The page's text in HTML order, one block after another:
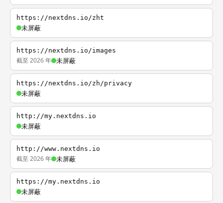
https://nextdns.io/zht
未屏蔽
https://nextdns.io/images
截至 2026 年 未屏蔽
https://nextdns.io/zh/privacy
未屏蔽
http://my.nextdns.io
未屏蔽
http://www.nextdns.io
截至 2026 年 未屏蔽
https://my.nextdns.io
未屏蔽